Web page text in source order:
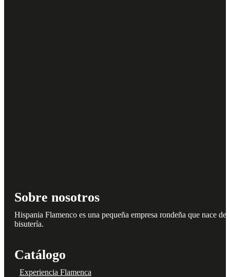
Sobre nosotros
Hispania Flamenco es una pequeña empresa rondeña que nace
bisutería.
Catálogo
Experiencia Flamenca